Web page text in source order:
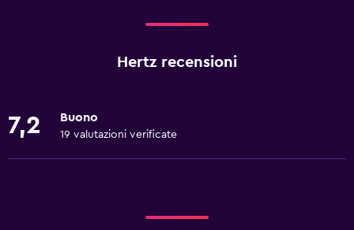
Hertz recensioni
7,2 Buono
19 valutazioni verificate